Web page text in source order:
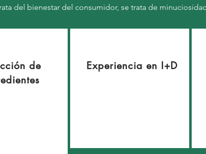
del bienestar del consumidor, se trata de
de
Experiencia en I+D